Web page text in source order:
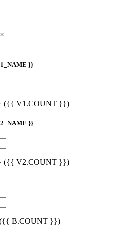
}}
({{ V1.COUNT }})
}}
({{ V2.COUNT }})
({{ B.COUNT }})